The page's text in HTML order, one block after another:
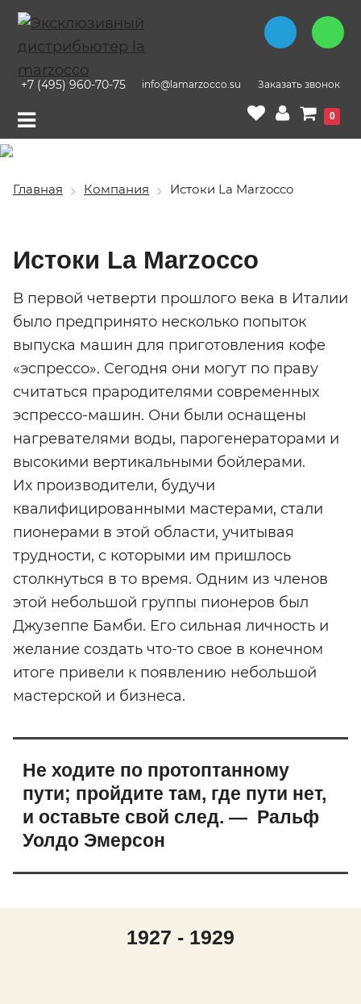
+7 (495) 960-70-75 info@lamarzocco.su Заказать звонок
0
Главная Компания Истоки La Marzocco
Истоки La Marzocco
В первой четверти прошлого века в Италии
было предпринято несколько попыток
выпуска машин для приготовления кофе
«эспрессо». Сегодня они могут по праву
считаться прародителями современных
эспрессо-машин. Они были оснащены
нагревателями воды, парогенераторами и
высокими вертикальными бойлерами.
Их производители, будучи
квалифицированными мастерами, стали
пионерами в этой области, учитывая
трудности, с которыми им пришлось
столкнуться в то время. Одним из членов
этой небольшой группы пионеров был
Джузеппе Бамби. Его сильная личность и
желание создать что-то свое в конечном
итоге привели к появлению небольшой
мастерской и бизнеса.
Не ходите по протоптанному
пути; пройдите там, где пути нет,
и оставьте свой след. — Ральф
Уолдо Эмерсон
1927 - 1929